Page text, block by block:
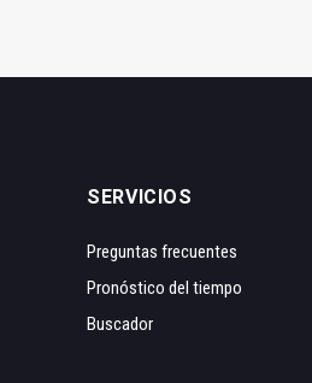
SERVICIOS
Preguntas frecuentes
Pronóstico del tiempo
Buscador